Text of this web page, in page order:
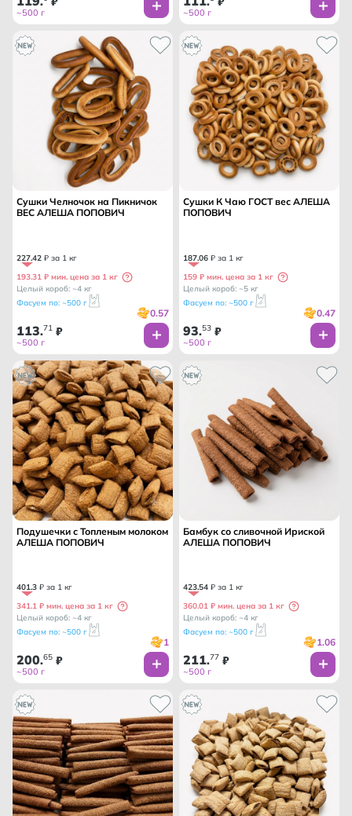
~500 г ~500 г
Сушки Челночок на Пикничок
ВЕС АЛЕША ПОПОВИЧ
227.42 ₽ за 1 кг
193.31 ₽ мин. цена за 1 кг
Целый короб: ~4 кг
Фасуем по: ~500 г
0.57
113.71 ₽
~500 г
Сушки К Чаю ГОСТ вес АЛЕША
ПОПОВИЧ
187.06 ₽ за 1 кг
159 ₽ мин. цена за 1 кг
Целый короб: ~5 кг
Фасуем по: ~500 г
0.47
93.53 ₽
~500 г
Подушечки с Топленым молоком
АЛЕША ПОПОВИЧ
401.3 ₽ за 1 кг
341.1 ₽ мин. цена за 1 кг
Целый короб: ~4 кг
Фасуем по: ~500 г
1
200.65 ₽
~500 г
Бамбук со сливочной Ириской
АЛЕША ПОПОВИЧ
423.54 ₽ за 1 кг
360.01 ₽ мин. цена за 1 кг
Целый короб: ~4 кг
Фасуем по: ~500 г
1.06
211.77 ₽
~500 г